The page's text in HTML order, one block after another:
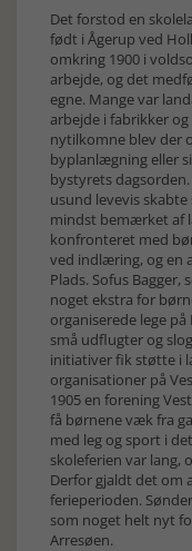
Det forstod en
født i Ågerup ved
omkring 1900 i
arbejde, og det
egne. Mange var
arbejde i fabrikker
nytilkomne blev der
byplanlægning eller
bystyrets
usund levevis
mindst bemærket af
konfronteret med
ved indlæring, og en
Plads. Sofus
noget ekstra for
organiserede lege
små udflugter og
initiativer fik støtte i
organisationer på
1905 en forening
få børnene væk fra
med leg og sport i
skoleferien var lang,
Derfor gjaldt det om
ferieperioden.
som noget helt nyt
Arresøen.